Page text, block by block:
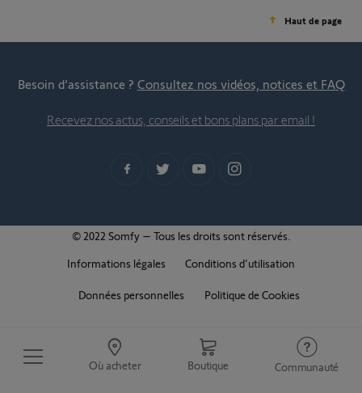
Où acheter Boutique Communauté
Haut de page
Besoin d’assistance ? Consultez nos vidéos, notices et FAQ
Recevez nos actus, conseils et bons plans par email !
© 2022 Somfy – Tous les droits sont réservés.
Informations légales
Conditions d'utilisation
Données personnelles Politique de Cookies